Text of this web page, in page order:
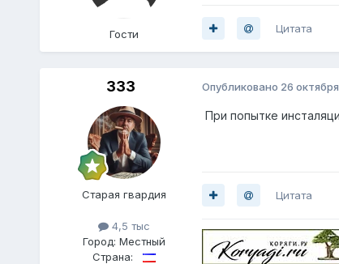
Гости Цитата
333
Старая гвардия
4,5 тыс
Город: Местный
Страна:
Опубликовано 26
При попытке
Цитата